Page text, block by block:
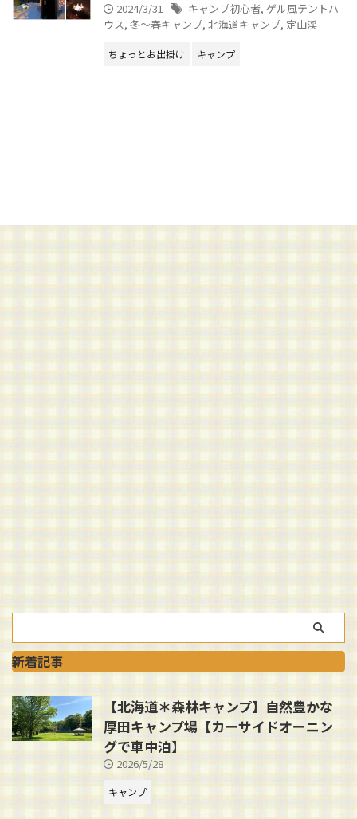
2024/3/31 キャンプ初心者, ゲル風テントハ
ウス, 冬～春キャンプ, 北海道キャンプ, 定山渓
ちょっとお出掛け キャンプ
新着記事
【北海道＊森林キャンプ】自然豊かな
厚田キャンプ場【カーサイドオーニン
グで車中泊】
2026/5/28
キャンプ